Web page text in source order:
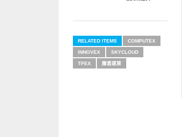
RELATED ITEMS COMPUTEX
INNOVEX SKYCLOUD
TPEX 騰雲運算